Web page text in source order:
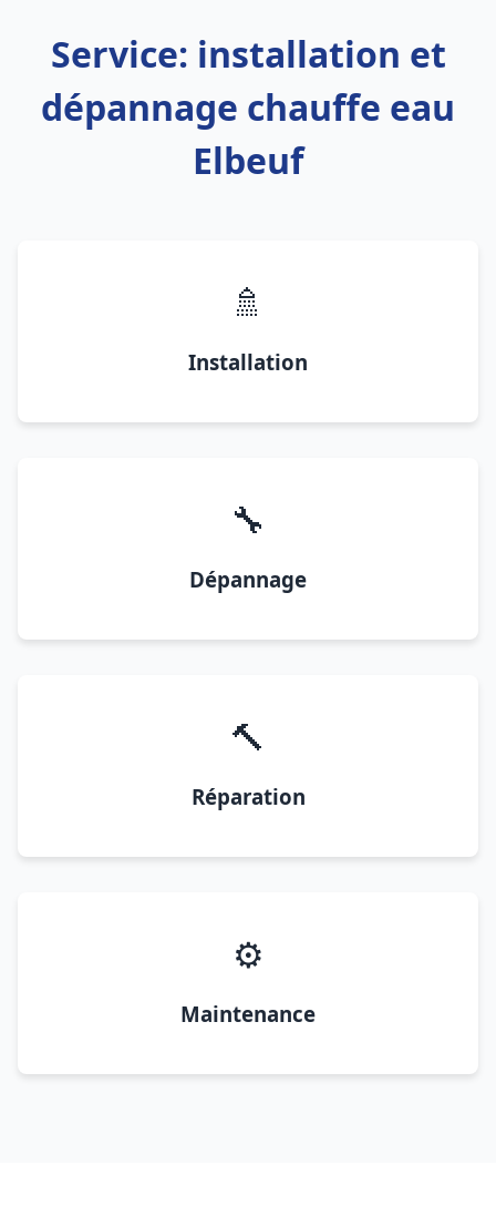
Service: installation et
dépannage chauffe eau
Elbeuf
🚿
Installation
🔧
Dépannage
🔨
Réparation
⚙️
Maintenance